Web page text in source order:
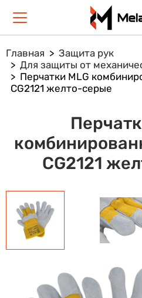
Главная
Защита рук
Для защиты от
Перчатки MLG
CG2121 желто-серые
CG2121